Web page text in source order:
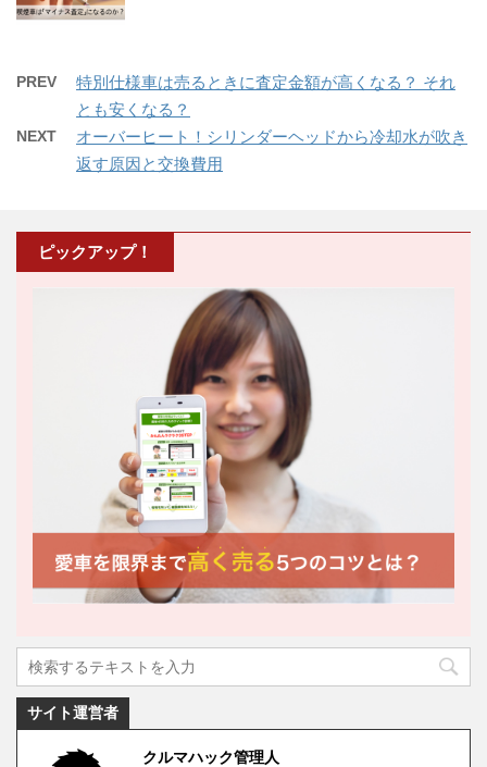
PREV
特別仕様車は売るときに査定金額が高くなる？ それ
とも安くなる？
NEXT
オーバーヒート！シリンダーヘッドから冷却水が吹き
返す原因と交換費用
ピックアップ！
サイト運営者
クルマハック管理人